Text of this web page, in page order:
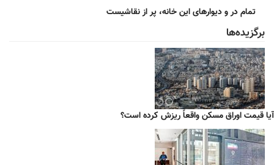
تمام در و دیوارهای این خانه، پر از نقاشیست
برگزیده‌ها
آیا قیمت اوراق مسکن واقعاً ریزش کرده است؟